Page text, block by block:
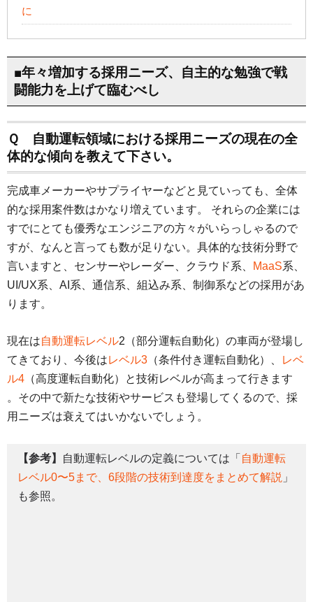
に
■年々増加する採用ニーズ、自主的な勉強で戦
闘能力を上げて臨むべし
Ｑ 自動運転領域における採用ニーズの現在の全
体的な傾向を教えて下さい。
完成車メーカーやサプライヤーなどと見ていっても、全体
的な採用案件数はかなり増えています。 それらの企業には
すでにとても優秀なエンジニアの方々がいらっしゃるので
すが、なんと言っても数が足りない。具体的な技術分野で
言いますと、センサーやレーダー、クラウド系、
MaaS系、
UI/UX系、AI系、通信系、組込み系、制御系などの採用があ
ります。
現在は自動運転レベル2（部分運転自動化）の車両が登場し
てきており、今後はレベル3 （条件付き運転自動化）、
レベ
ル4 （高度運転自動化）と技術レベルが高まって行きます
。その中で新たな技術やサービスも登場してくるので、採
用ニーズは衰えてはいかないでしょう。
【参考】 自動運転レベルの定義については「 自動運転
レベル0〜5まで、6段階の技術到達度をまとめて解説 」
も参照。